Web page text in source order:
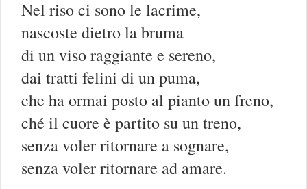
Nel riso ci sono le lacrime,
nascoste dietro la bruma
di un viso raggiante e sereno,
dai tratti felini di un puma,
che ha ormai posto al pianto un freno,
ché il cuore è partito su un treno,
senza voler ritornare a sognare,
senza voler ritornare ad amare.